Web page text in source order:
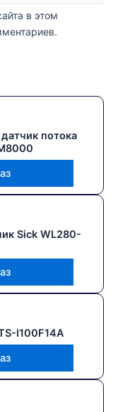
в этом
потока
Sick WL280-
I100F14A